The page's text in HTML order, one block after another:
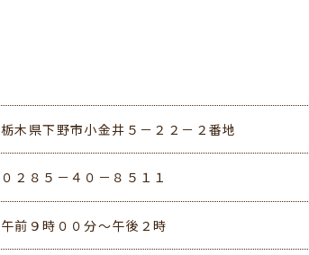
栃木県下野市小金井５－２２－２番地
０２８５－４０－８５１１
午前９時００分～午後２時